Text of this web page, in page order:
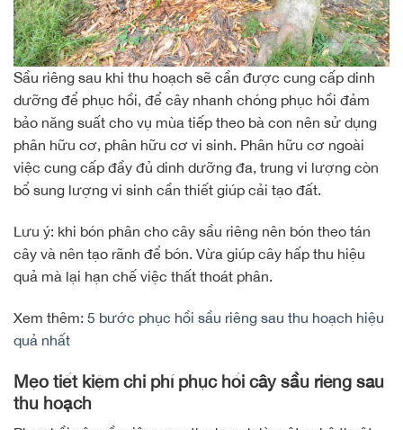
Sầu riêng sau khi thu hoạch sẽ cần được cung cấp dinh
dưỡng để phục hồi, để cây nhanh chóng phục hồi đảm
bảo năng suất cho vụ mùa tiếp theo bà con nên sử dụng
phân hữu cơ, phân hữu cơ vi sinh. Phân hữu cơ ngoài
việc cung cấp đầy đủ dinh dưỡng đa, trung vi lượng còn
bổ sung lượng vi sinh cần thiết giúp cải tạo đất.
Lưu ý: khi bón phân cho cây sầu riêng nên bón theo tán
cây và nên tạo rãnh để bón. Vừa giúp cây hấp thu hiệu
quả mà lại hạn chế việc thất thoát phân.
Xem thêm: 5 bước phục hồi sầu riêng sau thu hoạch hiệu
quả nhất
Mẹo tiết kiệm chi phí phục hồi cây sầu riêng sau
thu hoạch